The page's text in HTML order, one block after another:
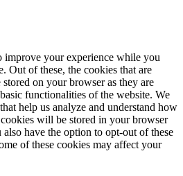
improve your experience while you
Out of these, the cookies that are
stored on your browser as they are
functionalities of the website. We
help us analyze and understand how
will be stored in your browser
have the option to opt-out of these
of these cookies may affect your